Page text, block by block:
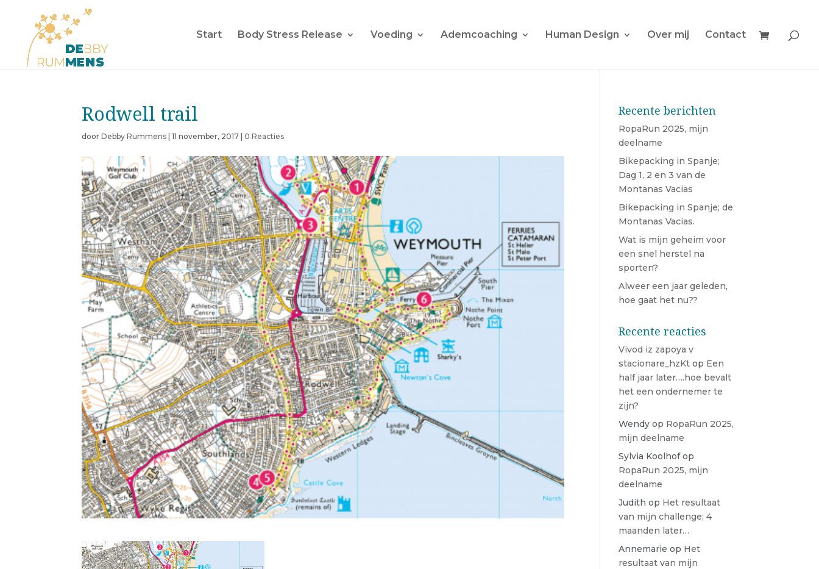
Start Body Stress Release Voeding Ademcoaching Human Design Over mij Contact
Rodwell trail
doorDebby Rummens |11 november, 2017 0 Reacties
Recente berichten
RopaRun 2025, mijn
deelname
Bikepacking in Spanje;
Dag 1, 2 en 3 van de
Montanas Vacias
Bikepacking in Spanje; de
Montanas Vacias.
Wat is mijn geheim voor
een snel herstel na
sporten?
Alweer een jaar geleden,
hoe gaat het nu??
Recente reacties
Vivod iz zapoya v
stacionare_hzKt op Een
half jaar later….hoe bevalt
het een ondernemer te
zijn?
Wendy op RopaRun 2025,
mijn deelname
Sylvia Koolhofop
RopaRun 2025, mijn
deelname
Judith op Het resultaat
van mijn challenge; 4
maanden later…
Annemarie op Het
resultaat van mijn